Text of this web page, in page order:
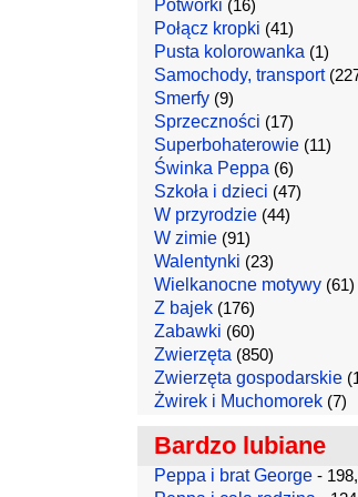
Potworki (16)
Połącz kropki (41)
Pusta kolorowanka (1)
Samochody, transport
Smerfy(9)
Sprzeczności (17)
Superbohaterowie(11)
Świnka Peppa (6)
Szkoła i dzieci (47)
W przyrodzie(44)
W zimie(91)
Walentynki (23)
Wielkanocne motywy(61)
Z bajek(176)
Zabawki (60)
Zwierzęta (850)
Zwierzęta gospodarskie
Żwirek i Muchomorek(7)
Bardzo lubiane
Peppa i brat George-